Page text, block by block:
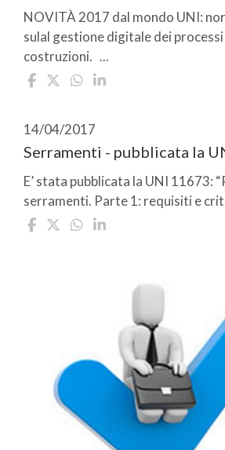
NOVITÀ 2017 dal mondo UNI:
sulal gestione digitale dei
costruzioni. ...
14/04/2017
Serramenti - pubblicata la
E’ stata pubblicata la UNI 11673:
serramenti. Parte 1: requisiti e